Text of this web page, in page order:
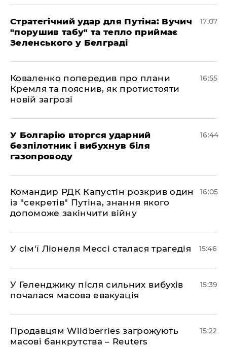
Стратегічний удар для Путіна: Вучич
"порушив табу" та тепло приймає
Зеленського у Белграді
17:07
Коваленко попередив про плани
Кремля та пояснив, як протистояти
новій загрозі
16:55
У Болгарію вторгся ударний
безпілотник і вибухнув біля
газопроводу
16:44
Командир РДК Капустін розкрив один
із "секретів" Путіна, знання якого
допоможе закінчити війну
16:05
У сім'ї Ліонеля Мессі сталася трагедія 15:46
У Геленджику після сильних вибухів
почалася масова евакуація
15:39
Продавцям Wildberries загрожують
масові банкрутства – Reuters
15:22